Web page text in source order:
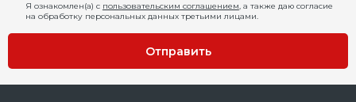
Я ознакомлен(а) с пользовательским соглашением, а также даю согласие
на обработку персональных данных третьими лицами.
Отправить